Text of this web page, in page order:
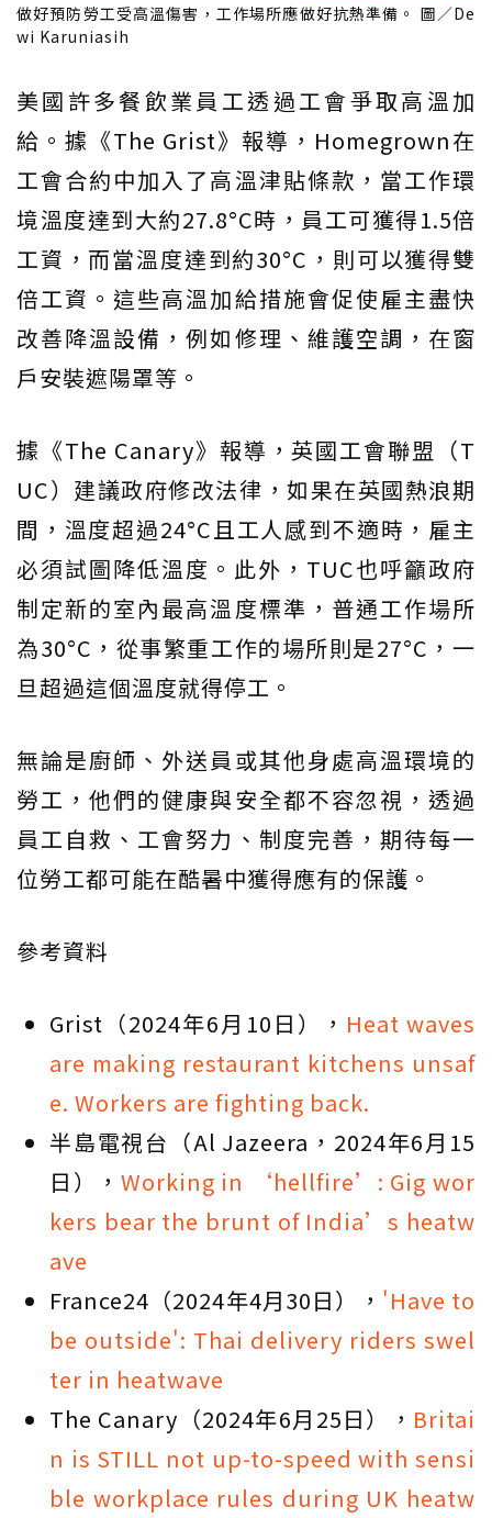
做好預防勞工受高溫傷害，工作場所應做好抗熱準備。 圖／De
wi Karuniasih
美國許多餐飲業員工透過工會爭取高溫加
給。據《The Grist》報導，Homegrown在
工會合約中加入了高溫津貼條款，當工作環
境溫度達到大約27.8°C時，員工可獲得1.5倍
工資，而當溫度達到約30°C，則可以獲得雙
倍工資。這些高溫加給措施會促使雇主盡快
改善降溫設備，例如修理、維護空調，在窗
戶安裝遮陽罩等。
據《The Canary》報導，英國工會聯盟（T
UC）建議政府修改法律，如果在英國熱浪期
間，溫度超過24°C且工人感到不適時，雇主
必須試圖降低溫度。此外，TUC也呼籲政府
制定新的室內最高溫度標準，普通工作場所
為30°C，從事繁重工作的場所則是27°C，一
旦超過這個溫度就得停工。
無論是廚師、外送員或其他身處高溫環境的
勞工，他們的健康與安全都不容忽視，透過
員工自救、工會努力、制度完善，期待每一
位勞工都可能在酷暑中獲得應有的保護。
參考資料
Grist（2024年6月10日）， Heat waves
are making restaurant kitchens unsaf
e. Workers are fighting back.
半島電視台（Al Jazeera，2024年6月15
日）， Working in ‘hellfire’: Gig wor
kers bear the brunt of India’s heatw
ave
France24（2024年4月30日）， 'Have to
be outside': Thai delivery riders swel
ter in heatwave
The Canary（2024年6月25日）， Britai
n is STILL not up-to-speed with sensi
ble workplace rules during UK heatw